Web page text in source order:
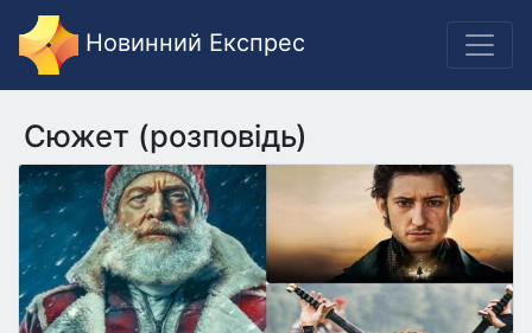
Новинний Експрес
Сюжет (розповідь)